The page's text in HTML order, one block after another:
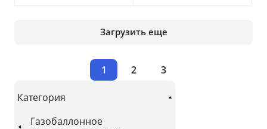
Загрузить еще
1 2 3
Категория
Газобаллонное